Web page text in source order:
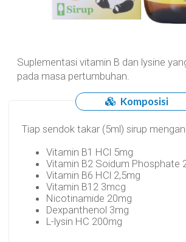
Suplementasi vitamin B dan lysine
pada masa pertumbuhan.
Komposisi
Tiap sendok takar (5ml) sirup
Vitamin B1 HCl 5mg
Vitamin B2 Soidum Phosphate
Vitamin B6 HCl 2,5mg
Vitamin B12 3mcg
Nicotinamide 20mg
Dexpanthenol 3mg
L-lysin HC 200mg